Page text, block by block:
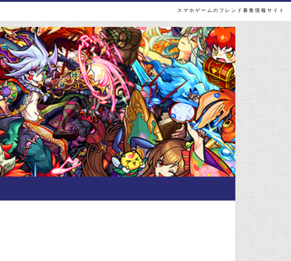
スマホゲームのフレンド募集情報サイト